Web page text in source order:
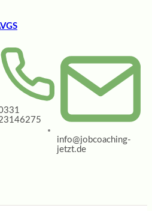
info@jobcoaching-
jetzt.de